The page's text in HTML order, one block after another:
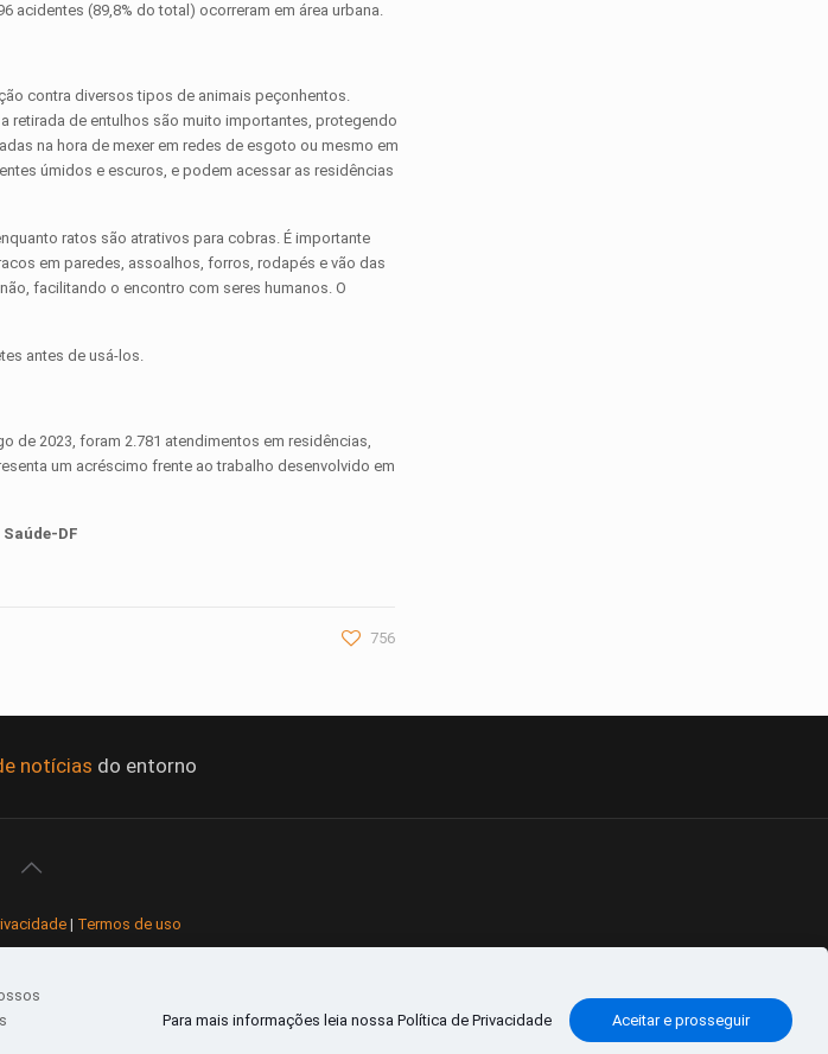
acidentes (89,8% do total) ocorreram em área urbana.
contra diversos tipos de animais peçonhentos.
retirada de entulhos são muito importantes, protegendo
na hora de mexer em redes de esgoto ou mesmo em
úmidos e escuros, e podem acessar as residências
ratos são atrativos para cobras. É importante
em paredes, assoalhos, forros, rodapés e vão das
facilitando o encontro com seres humanos. O
antes de usá-los.
de 2023, foram 2.781 atendimentos em residências,
um acréscimo frente ao trabalho desenvolvido em
DF
756
notícias do entorno
| Termos de uso
Para mais informações leia nossa Política de Privacidade Aceitar e prosseguir